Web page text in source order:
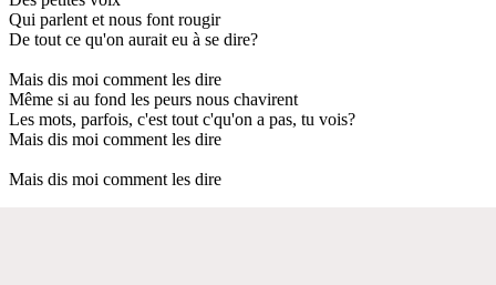
Qui parlent et nous font rougir
De tout ce qu'on aurait eu à se dire?
Mais dis moi comment les dire
Même si au fond les peurs nous chavirent
Les mots, parfois, c'est tout c'qu'on a pas, tu vois?
Mais dis moi comment les dire
Mais dis moi comment les dire